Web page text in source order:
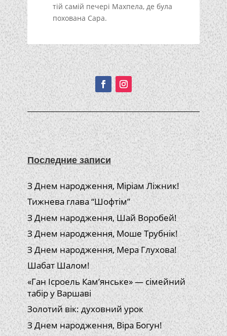
тій самій печері Махпела, де була
похована Сара.
Подписывайтесь!
Последние записи
З Днем народження, Міріам Ліжник!
Тижнева глава “Шофтім”
З Днем народження, Шай Воробей!
З Днем народження, Моше Трубнік!
З Днем народження, Мера Глухова!
Шабат Шалом!
«Ган Ісроель Кам’янське» — сімейний
табір у Варшаві
Золотий вік: духовний урок
З Днем народження, Віра Богун!